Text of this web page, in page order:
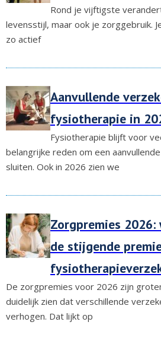
Rond je vijftigste
levensstijl, maar ook je zorggebruik.
zo actief
Aanvullende
fysiotherapie in
Fysiotherapie blijft voor
belangrijke reden om een
sluiten. Ook in 2026 zien we
Zorgpremies
de stijgende
De zorgpremies voor 2026 zijn
duidelijk zien dat verschillende
verhogen. Dat lijkt op